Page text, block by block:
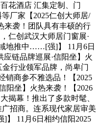
花酒店 汇集定制、门
厂家【2025仁创大师居/
来袭！团队具有丰硕的行
仁创武汉大师居门窗展·
地推中……[强]】 11月6日
链品牌巡展·信阳坐】火
行业领军品牌，尚卑门
销商参不雅选品！【2025
阳坐】火热来袭！【2026
揭幕！推出了多款时髦、
招商。连系现代家居审美
11月6日相约信阳2025